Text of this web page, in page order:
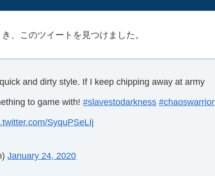
、このツイートを見つけました。
and dirty style. If I keep chipping away at army
to game with!#slavestodarkness #chaoswarrior
SyquPSeLIj
January 24, 2020